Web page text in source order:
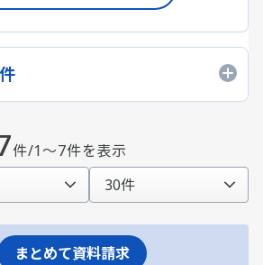
件/1～7件を表示
まとめて資料請求